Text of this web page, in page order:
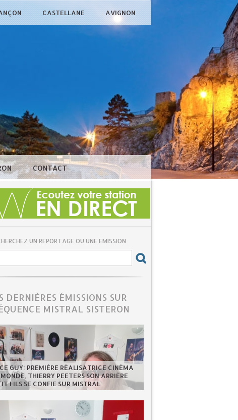
CASTELLANE AVIGNON
CONTACT
UN REPORTAGE OU UNE ÉMISSION
DERNIÈRES ÉMISSIONS SUR
MISTRAL SISTERON
GUY: PREMIÈRE RÉALISATRICE CINÉMA
THIERRY PEETERS SON ARRIÈRE
FILS SE CONFIE SUR MISTRAL